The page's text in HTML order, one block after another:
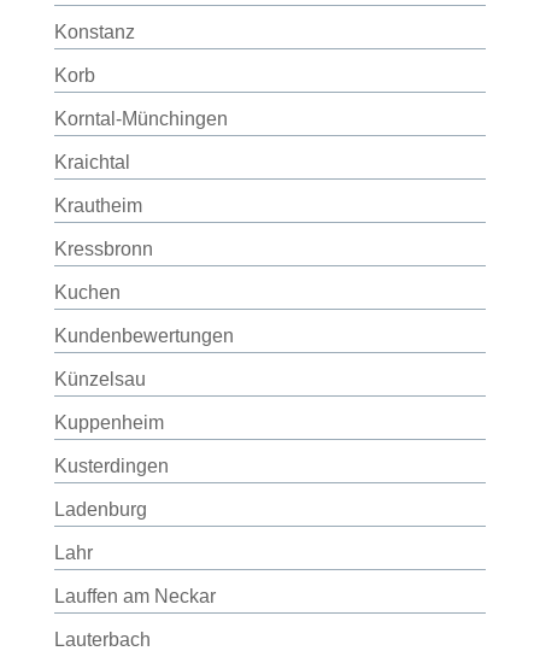
Konstanz
Korb
Korntal-Münchingen
Kraichtal
Krautheim
Kressbronn
Kuchen
Kundenbewertungen
Künzelsau
Kuppenheim
Kusterdingen
Ladenburg
Lahr
Lauffen am Neckar
Lauterbach